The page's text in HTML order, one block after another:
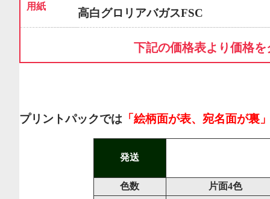
用紙
高白グロリアバガスFSC
下記の価格表より価格
プリントパックでは 「絵柄面が表、宛名面が裏
発送
色数
片面4色